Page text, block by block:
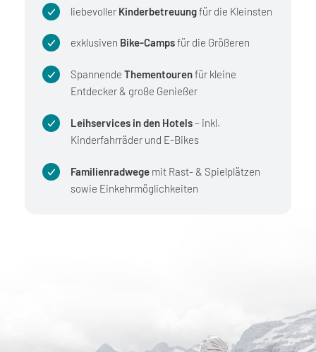
liebevoller Kinderbetreuungfür die Kleinsten
exklusiven Bike-Campsfür die Größeren
Spannende Thementourenfür kleine
Entdecker & große Genießer
Leihservices in den Hotels– inkl.
Kinderfahrräder und E-Bikes
Familienradwegemit Rast- & Spielplätzen
sowie Einkehrmöglichkeiten